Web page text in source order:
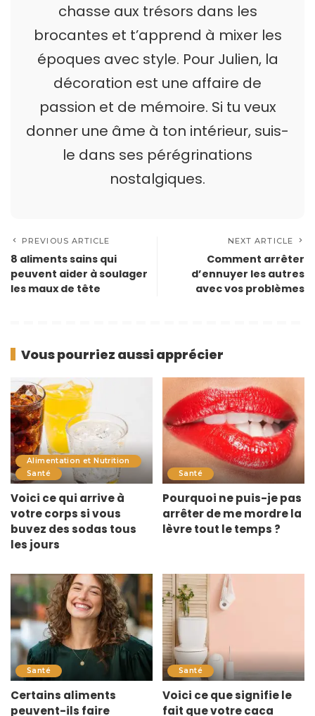
chasse aux trésors dans les
brocantes et t’apprend à mixer les
époques avec style. Pour Julien, la
décoration est une affaire de
passion et de mémoire. Si tu veux
donner une âme à ton intérieur, suis-
le dans ses pérégrinations
nostalgiques.
PREVIOUS ARTICLE
8 aliments sains qui
peuvent aider à soulager
les maux de tête
NEXT ARTICLE
Comment arrêter
d’ennuyer les autres
avec vos problèmes
Vous pourriez aussi apprécier
Alimentation et Nutrition
Santé
Voici ce qui arrive à
votre corps si vous
buvez des sodas tous
les jours
Santé
Pourquoi ne puis-je pas
arrêter de me mordre la
lèvre tout le temps ?
Santé
Certains aliments
peuvent-ils faire
Santé
Voici ce que signifie le
fait que votre caca